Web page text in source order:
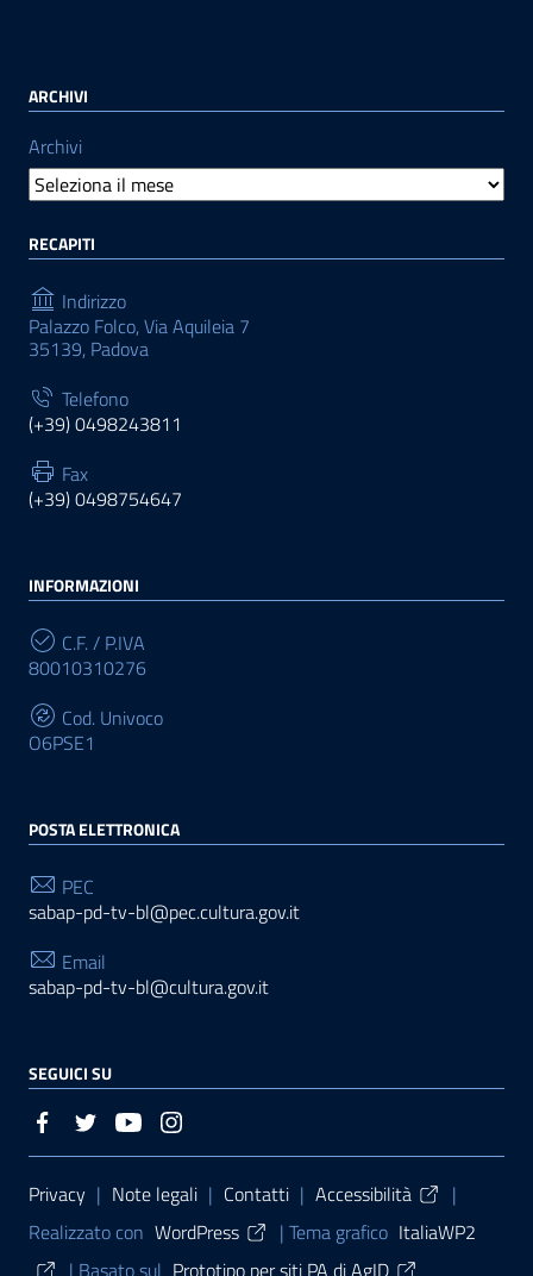
ARCHIVI
Archivi
RECAPITI
Indirizzo
Palazzo Folco, Via Aquileia 7
35139, Padova
Telefono
(+39) 0498243811
Fax
(+39) 0498754647
INFORMAZIONI
C.F. / P.IVA
80010310276
Cod. Univoco
O6PSE1
POSTA ELETTRONICA
PEC
sabap-pd-tv-bl@pec.cultura.gov.it
Email
sabap-pd-tv-bl@cultura.gov.it
SEGUICI SU
Sezione Link Utili
Privacy | Note legali | Contatti | Accessibilità
|
Realizzato con WordPress | Tema grafico ItaliaWP2
| Basato sul Prototipo per siti PA di AgID